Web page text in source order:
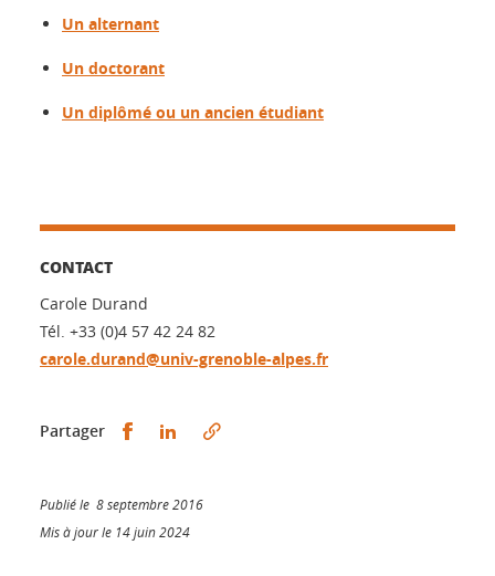
Un alternant
Un doctorant
Un diplômé ou un ancien étudiant
CONTACT
Carole Durand
Tél. +33 (0)4 57 42 24 82
carole.durand@univ-grenoble-alpes.fr
Partager Partager sur Facebook
Partager sur LinkedIn
Publié le 8 septembre 2016
Mis à jour le 14 juin 2024